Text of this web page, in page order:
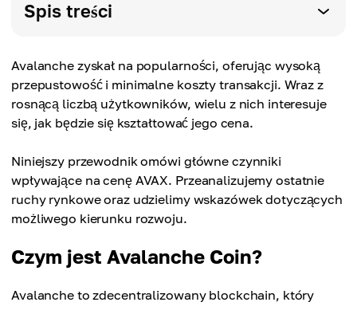
Spis treści
Avalanche zyskał na popularności, oferując wysoką
przepustowość i minimalne koszty transakcji. Wraz z
rosnącą liczbą użytkowników, wielu z nich interesuje
się, jak będzie się kształtować jego cena.
Niniejszy przewodnik omówi główne czynniki
wpływające na cenę AVAX. Przeanalizujemy ostatnie
ruchy rynkowe oraz udzielimy wskazówek dotyczących
możliwego kierunku rozwoju.
Czym jest Avalanche Coin?
Avalanche to zdecentralizowany blockchain, który